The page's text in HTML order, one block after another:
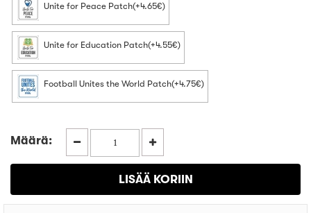
Unite for Peace Patch(+4.65€)
Unite for Education Patch(+4.55€)
Football Unites the World Patch(+4.75€)
Määrä: